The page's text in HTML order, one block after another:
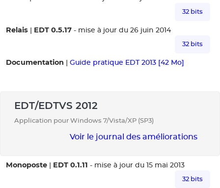
32 bits
Relais | EDT 0.5.17 - mise à jour du 26 juin 2014
32 bits
Documentation | Guide pratique EDT 2013 [42 Mo]
EDT/EDTVS 2012
Application pour Windows 7/Vista/XP (SP3)
Voir le journal des améliorations
Monoposte EDT 0.1.11 - mise à jour du 15 mai 2013
32 bits